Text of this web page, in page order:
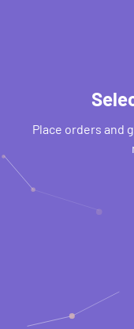
Place orders and